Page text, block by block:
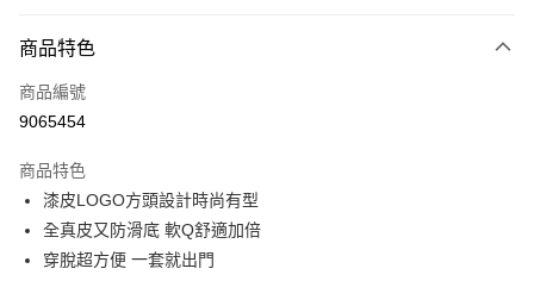
信用卡一次付款
超商取貨付款
Apple Pay
街口支付
商品特色
商品編號
9065454
商品特色
漆皮LOGO方頭設計時尚有型
全真皮又防滑底 軟Q舒適加倍
穿脫超方便 一套就出門